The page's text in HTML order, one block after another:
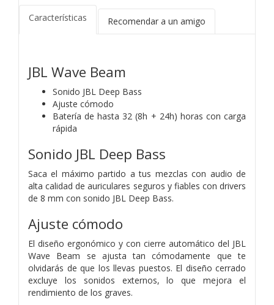
Características Recomendar a un amigo
JBL Wave Beam
Sonido JBL Deep Bass
Ajuste cómodo
Batería de hasta 32 (8h + 24h) horas con carga
rápida
Sonido JBL Deep Bass
Saca el máximo partido a tus mezclas con audio de
alta calidad de auriculares seguros y fiables con drivers
de 8 mm con sonido JBL Deep Bass.
Ajuste cómodo
El diseño ergonómico y con cierre automático del JBL
Wave Beam se ajusta tan cómodamente que te
olvidarás de que los llevas puestos. El diseño cerrado
excluye los sonidos externos, lo que mejora el
rendimiento de los graves.